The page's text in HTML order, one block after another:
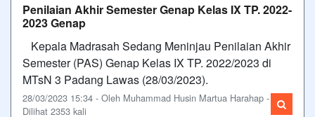
Penilaian Akhir Semester Genap Kelas IX TP. 2022-
2023 Genap
Kepala Madrasah Sedang Meninjau Penilaian Akhir
Semester (PAS) Genap Kelas IX TP. 2022/2023 di
MTsN 3 Padang Lawas (28/03/2023).
28/03/2023 15:34 - Oleh Muhammad Husin Martua Harahap -
Dilihat 2353 kali